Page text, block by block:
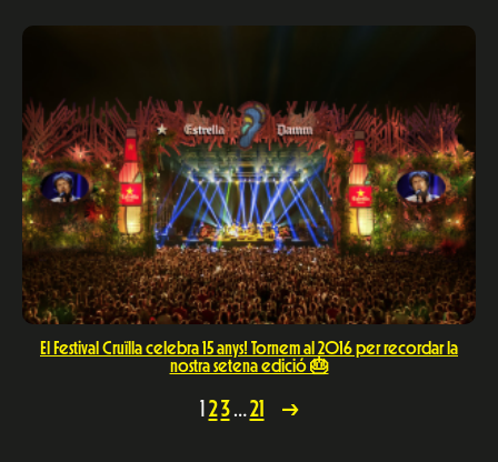
El Festival Cruïlla celebra 15 anys! Tornem al 2016 per recordar la
nostra setena edició 🎂
1 23…21 →